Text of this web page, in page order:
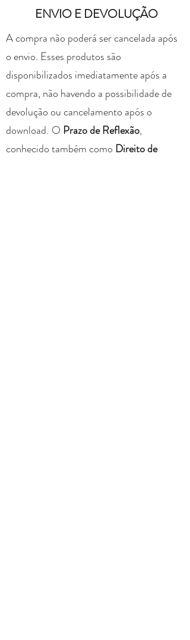
ENVIO E DEVOLUÇÃO
A compra não poderá ser cancelada após
o envio. Esses produtos são
disponibilizados imediatamente após a
compra, não havendo a possibilidade de
devolução ou cancelamento após o
download. O Prazo de Reflexão,
conhecido também como Direito de